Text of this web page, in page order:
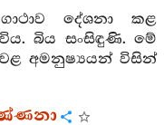
දේශනා කළ
බිය සංසිඳුණි. මේ
අමනුෂ්‍යයන් විසින්